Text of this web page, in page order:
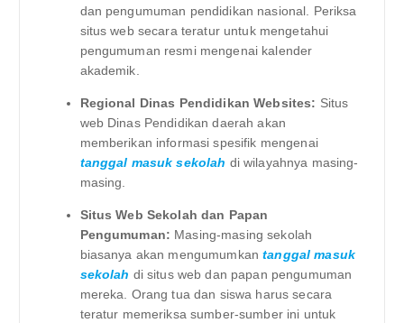
dan pengumuman pendidikan nasional. Periksa
situs web secara teratur untuk mengetahui
pengumuman resmi mengenai kalender
akademik.
Regional Dinas Pendidikan Websites: Situs
web Dinas Pendidikan daerah akan
memberikan informasi spesifik mengenai
tanggal masuk sekolah di wilayahnya masing-
masing.
Situs Web Sekolah dan Papan
Pengumuman: Masing-masing sekolah
biasanya akan mengumumkantanggal masuk
sekolah di situs web dan papan pengumuman
mereka. Orang tua dan siswa harus secara
teratur memeriksa sumber-sumber ini untuk